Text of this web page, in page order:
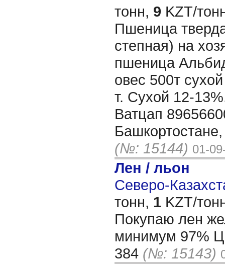
тонн, 9 KZT/
Пшеница
степная) на
пшеница
овес 500т
т. Сухой 12-
Ватцап
(№: 15144) 01-
Лен / льон
Северо-
тонн, 1 KZT/
Покупаю лен
минимум 97%
384 (№: 15143)